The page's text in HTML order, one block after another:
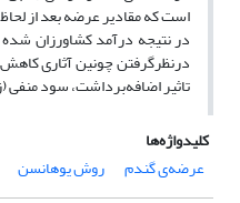
است که مقادیر عرضه بعد از
در نتیجه درآمد کشاورزان
درنظرگرفتن چونین آثاری
تاثیر اضافه‌برداشت، سود
کلیدواژه‌ها
عرضه‌ی گندم
روش یوهانسن